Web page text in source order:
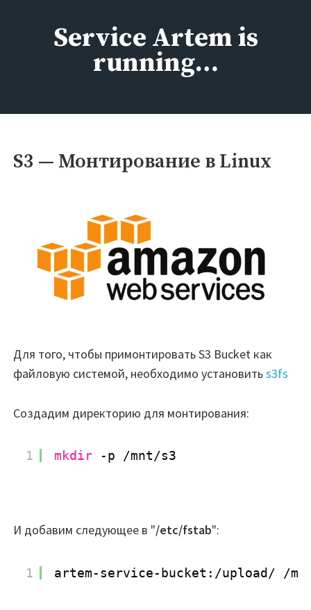
содержимомуService Artem is
running…
S3 — Монтирование в Linux
Для того, чтобы примонтировать S3 Bucket как
файловую системой, необходимо установитьs3fs
Создадим директорию для монтирования:
1 mkdir -p /mnt/s3
И добавим следующее в "/etc/fstab":
1 artem-service-bucket: /upload/ /